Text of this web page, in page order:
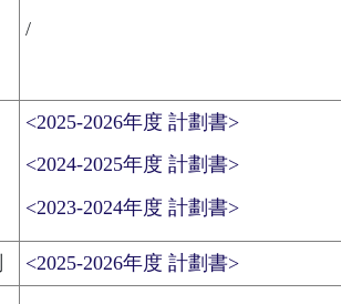
/
<2025-2026年度 計劃書>
<2024-2025年度 計劃書>
<2023-2024年度 計劃書>
<2025-2026年度 計劃書>